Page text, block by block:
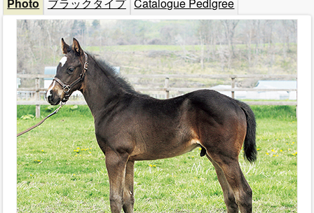
Photo
ブラックタイプ Catalogue Pedigree